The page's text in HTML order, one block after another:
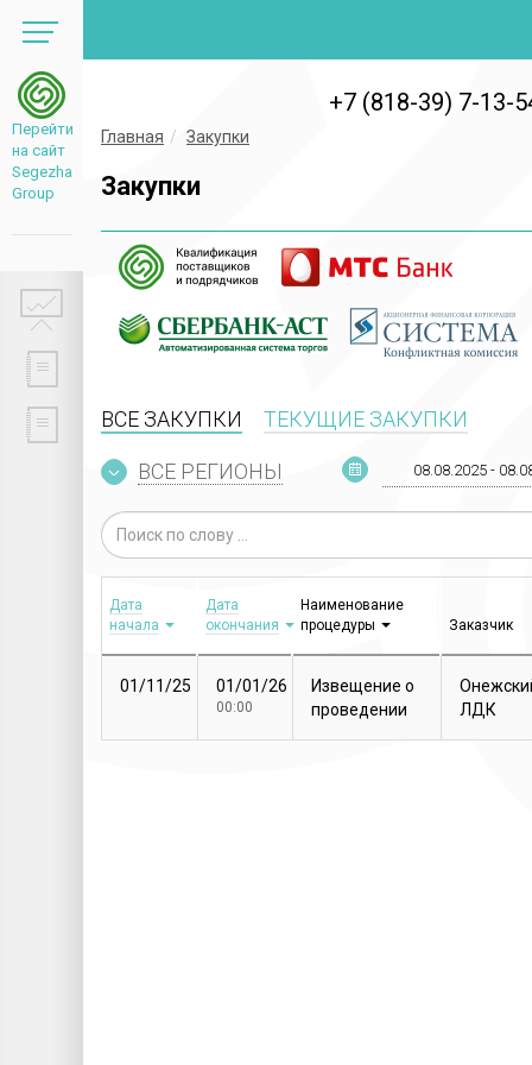
Перейти
на сайт
Segezha
Group
+7 (818-39) 7-13-
Главная Закупки
Закупки
ВСЕ ЗАКУПКИ ТЕКУЩИЕ ЗАКУПКИ
ВСЕ РЕГИОНЫ
Дата
начала
Дата
окончания
Наименование
процедуры
Заказчик
01/11/25 01/01/26
00:00
Извещение о
проведении
ЛДК